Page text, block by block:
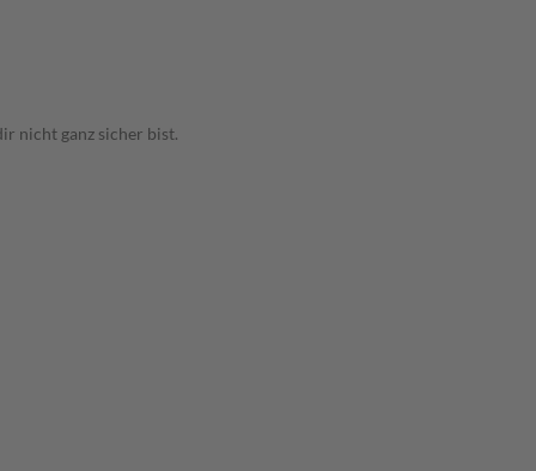
nicht ganz sicher bist.